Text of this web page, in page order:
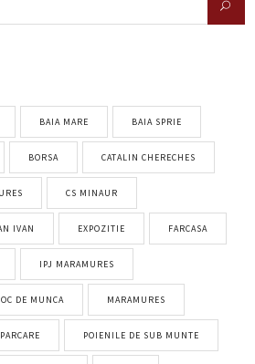
BAIA MARE BAIA SPRIE
BORSA CATALIN CHERECHES
CS MINAUR
IVAN EXPOZITIE FARCASA
IPJ MARAMURES
DE MUNCA MARAMURES
PARCARE POIENILE DE SUB MUNTE